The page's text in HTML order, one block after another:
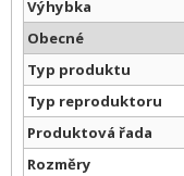
Výhybka
Obecné
Typ produktu
Typ reproduktoru
Produktová řada
Rozměry